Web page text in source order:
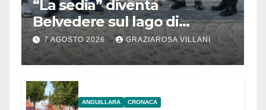
“La sedia” diventa
Belvedere sul lago di
Bracciano: ieri
l’inaugurazione
7 AGOSTO 2026 GRAZIAROSA VILLANI
ANGUILLARA CRONACA